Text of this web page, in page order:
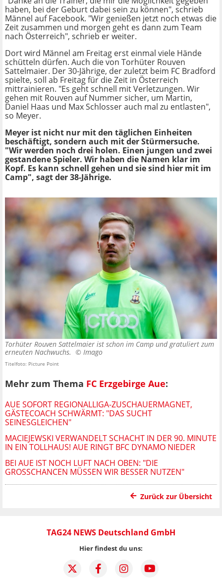
haben, bei der Geburt dabei sein zu können", schrieb
Männel auf Facebook. "Wir genießen jetzt noch etwas die
Zeit zusammen und morgen geht es dann zum Team
nach Österreich", schrieb er weiter.
Dort wird Männel am Freitag erst einmal viele Hände
schütteln dürfen. Auch die von Torhüter Rouven
Sattelmaier. Der 30-Jährige, der zuletzt beim FC Bradford
spielte, soll ab Freitag für die Zeit in Österreich
mittrainieren. "Es geht schnell mit Verletzungen. Wir
gehen mit Rouven auf Nummer sicher, um Martin,
Daniel Haas und Max Schlosser auch mal zu entlasten",
so Meyer.
Meyer ist nicht nur mit den täglichen Einheiten
beschäftigt, sondern auch mit der Stürmersuche.
"Wir werden noch drei holen. Einen jungen und zwei
gestandene Spieler. Wir haben die Namen klar im
Kopf. Es kann schnell gehen und sie sind hier mit im
Camp", sagt der 38-Jährige.
Torhüter Rouven Sattelmaier ist schon im Camp und gratuliert zum
erneuten Nachwuchs. © Imago
Titelfoto: Picture Point
Mehr zum Thema FC Erzgebirge Aue:
AUE SOFORT REGIONALLIGA-ZUSCHAUERMAGNET,
GÄSTECOACH SCHWÄRMT: "DAS SUCHT
SEINESGLEICHEN"
MACIEJEWSKI VERWANDELT SCHACHT IN DER 90. MINUTE
IN EIN TOLLHAUS! AUE RINGT BFC DYNAMO NIEDER
BEI AUE IST NOCH LUFT NACH OBEN: "DIE
GROSSCHANCEN MÜSSEN WIR BESSER NUTZEN"
Zurück zur Übersicht
TAG24 NEWS Deutschland GmbH
Hier findest du uns: